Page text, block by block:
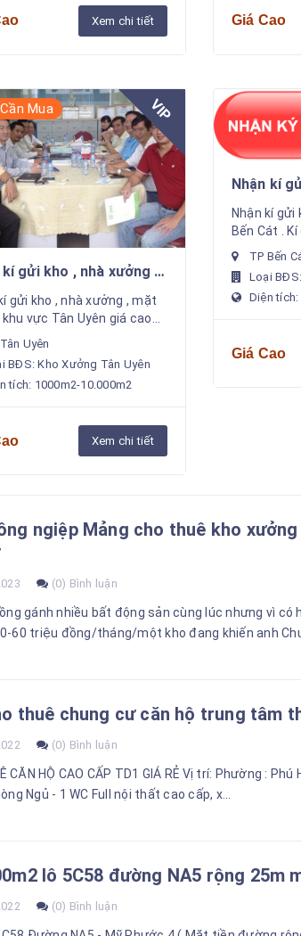
Xem chi tiết Giá Cao
Mua VIP
kí gửi kho , nhà xưởng ,
, khu vực Tân Uyên
nhất
gửi kho , nhà xưởng , mặt
khu vực Tân Uyên giá cao
tại công ty chúng tôi
nguồn số lượng lớn khách
ngoài đến...
Uyên
BĐS: Kho Xưởng Tân Uyên
tích: 1000m2-10.000m2
Xem chi tiết
Nhận kí
kho
khu vực
Nhận kí gửi
Bến Cát .
tốt nhất tại
TP Bến
Loại
Diện tích:
Giá Cao
ngiệp Mảng cho thuê kho
(0) Bình luận
gánh nhiều bất động sản cùng lúc nhưng vì có
60 triệu đồng/tháng/một kho đang khiến anh
thuê chung cư căn hộ trung tâm
(0) Bình luận
CĂN HỘ CAO CẤP TD1 GIÁ RẺ Vị trí: Phường :
Ngủ - 1 WC Full nội thất cao cấp, x...
lô 5C58 đường NA5 rộng 25m
(0) Bình luận